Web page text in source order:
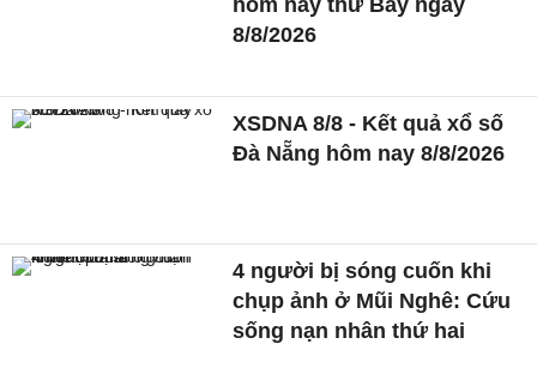
hôm nay thứ Bảy ngày
8/8/2026
XSDNA 8/8 - Kết quả xổ số
Đà Nẵng hôm nay 8/8/2026
4 người bị sóng cuốn khi
chụp ảnh ở Mũi Nghê: Cứu
sống nạn nhân thứ hai